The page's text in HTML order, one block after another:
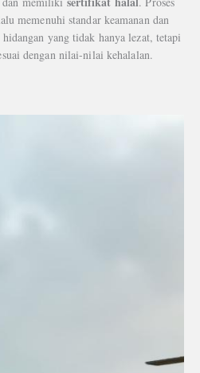
memenuhi standar keamanan dan
yang tidak hanya lezat, tetapi
dengan nilai-nilai kehalalan.